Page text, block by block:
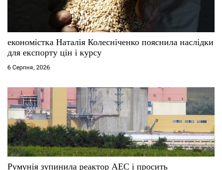
економістка Наталія Колесніченко пояснила наслідки
для експорту цін і курсу
6 Серпня, 2026
Румунія зупинила реактор АЕС і просить